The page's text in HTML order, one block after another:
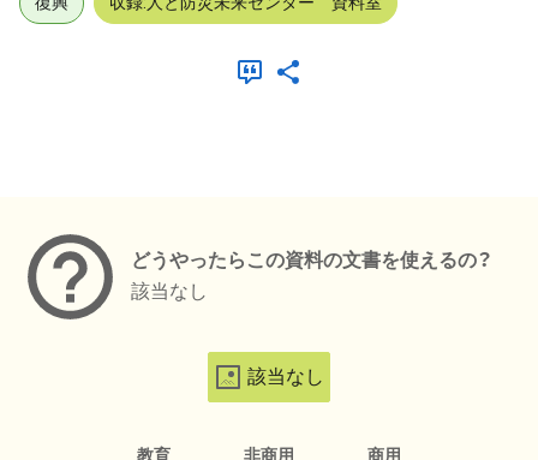
どうやったらこの資料の文書を使えるの？
該当なし
該当なし
教育 非商用 商用